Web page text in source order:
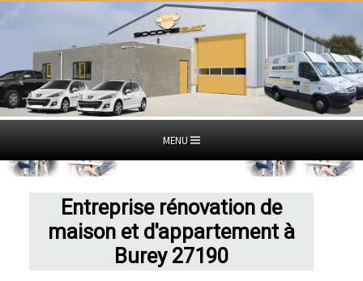
MENU
Entreprise rénovation de
maison et d'appartement à
Burey 27190